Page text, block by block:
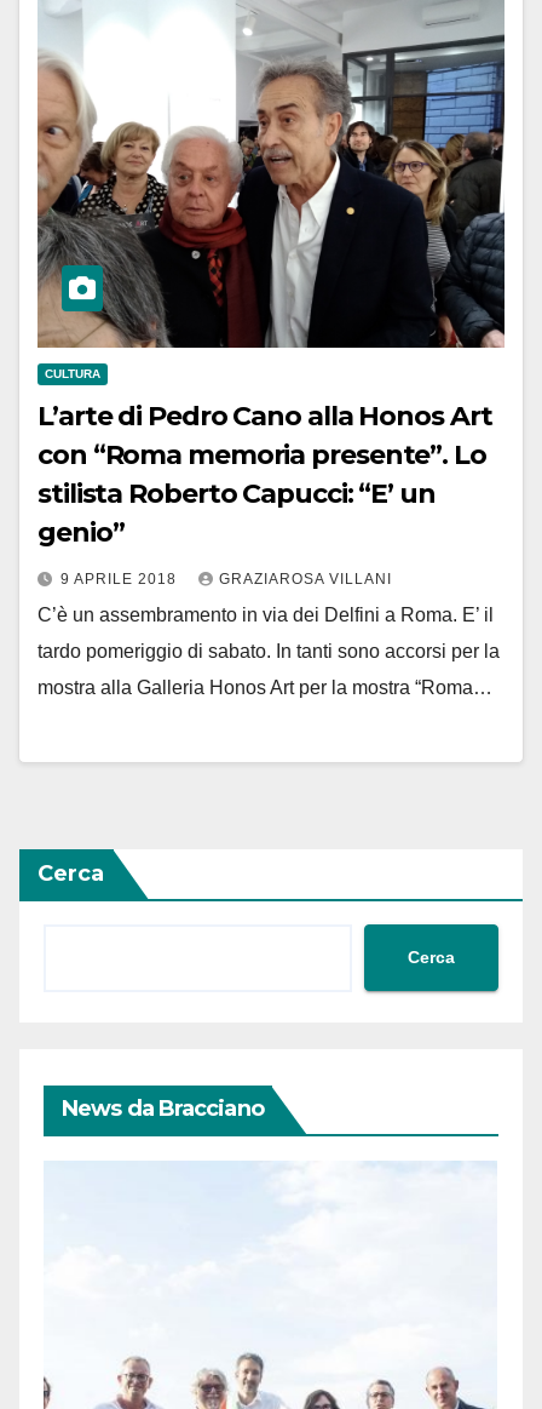
CULTURA
L’arte di Pedro Cano alla Honos Art
con “Roma memoria presente”. Lo
stilista Roberto Capucci: “E’ un
genio”
9 APRILE 2018 GRAZIAROSA VILLANI
C’è un assembramento in via dei Delfini a Roma. E’ il
tardo pomeriggio di sabato. In tanti sono accorsi per la
mostra alla Galleria Honos Art per la mostra “Roma…
Cerca
Cerca
News da Bracciano